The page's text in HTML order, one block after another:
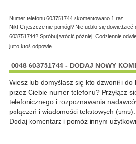
Numer telefonu 603751744 skomentowano 1 raz.
Nikt Ci jeszcze nie pomógł? Nie udało się dowiedzieć
603751744? Spróbuj wrócić później. Codziennie
jutro ktoś odpowie.
0048 603751744 - DODAJ NOWY
Wiesz lub domyślasz się kto dzwonił i
przez Ciebie numer telefonu? Przyłącz
telefonicznego i rozpoznawania
połączeń i wiadomości tekstowych (sms).
Dodaj komentarz i pomóż innym